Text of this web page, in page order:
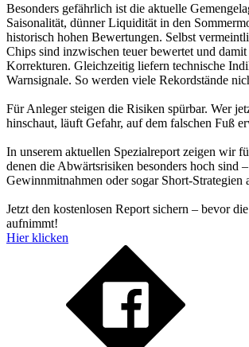
Besonders gefährlich ist die aktuelle
Saisonalität, dünner Liquidität in den
historisch hohen Bewertungen. Selbst
Chips sind inzwischen teuer bewertet und
Korrekturen. Gleichzeitig liefern technische
Warnsignale. So werden viele Rekordstände
Für Anleger steigen die Risiken spürbar. Wer
hinschaut, läuft Gefahr, auf dem falschen Fuß
In unserem aktuellen Spezialreport zeigen wir
denen die Abwärtsrisiken besonders hoch sind
Gewinnmitnahmen oder sogar Short-Strategien
Jetzt den kostenlosen Report sichern – bevor
aufnimmt!
Hier klicken